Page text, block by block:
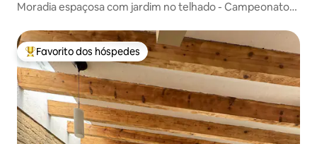
Moradia espaçosa com jardim no telhado - Campeonato
Favoritos dos hóspedes mais apreciados
Favorito dos hóspedes